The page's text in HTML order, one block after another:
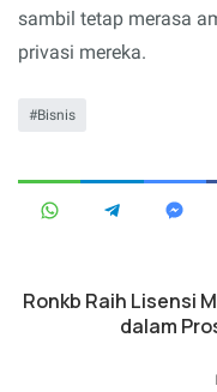
sambil tetap merasa
privasi mereka.
Bisnis
Ronkb Raih Lisensi
dalam